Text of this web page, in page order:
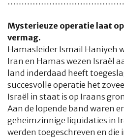
Mysterieuze operatie laat
vermag.
Hamasleider Ismail Haniyeh
Iran en Hamas wezen Israël
land inderdaad heeft
succesvolle operatie het
Israël in staat is op Iraans
Aan de lopende band waren
geheimzinnige liquidaties in
werden toegeschreven en